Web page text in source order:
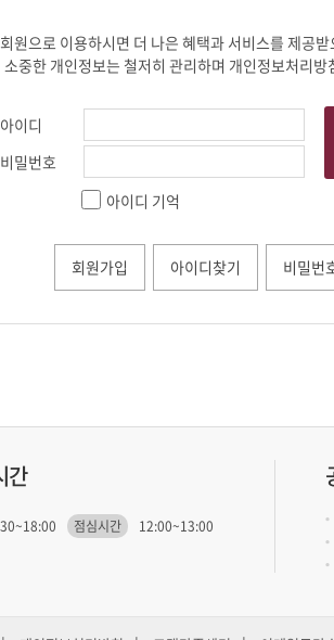
회원으로 이용하시면 더 나은 혜택과 서비스를 제공
소중한 개인정보는 철저히 관리하며 개인정보처리방
아이디
비밀번호
아이디 기억
회원가입 아이디찾기 비밀번
간
점심시간 12:00~13:00